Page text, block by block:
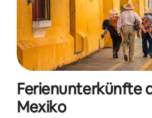
Ferienunterkünfte
Mexiko